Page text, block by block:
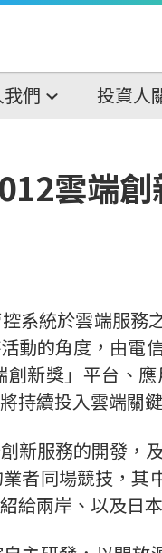
們 投資人
雲端
系統於雲端服
動的角度，由電
新獎」平台、
持續投入雲端關
新服務的開發，
者同場競技，
給兩岸、以及日